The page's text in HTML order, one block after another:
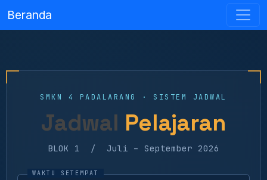
Beranda
SMKN 4 PADALARANG · SISTEM JADWAL
Jadwal Pelajaran
BLOK 1 / Juli – September 2026